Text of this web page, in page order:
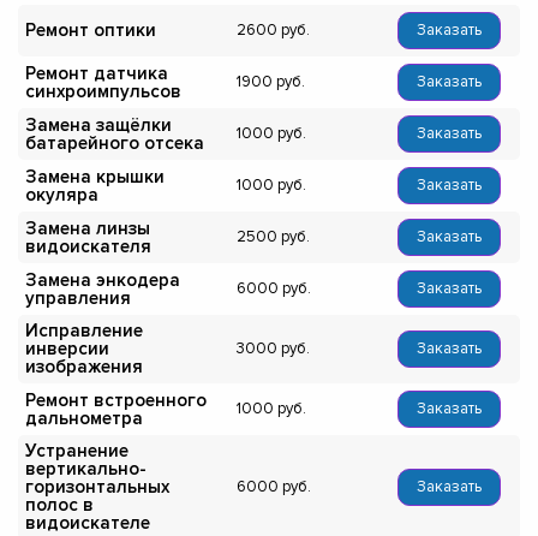
Ремонт оптики 2600 Заказать
Ремонт датчика
синхроимпульсов
1900 Заказать
Замена защёлки
батарейного отсека
1000 Заказать
Замена крышки
окуляра
1000 Заказать
Замена линзы
видоискателя
2500 Заказать
Замена энкодера
управления
6000 Заказать
Исправление
инверсии
изображения
3000 Заказать
Ремонт встроенного
дальнометра
1000 Заказать
Устранение
вертикально-
горизонтальных
полос в
видоискателе
6000 Заказать